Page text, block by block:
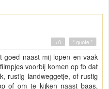
" quote "
+0
goed naast mij lopen en vaak
voorbij komen op fb dat
rustig landweggetje, of rustig
of om te kijken naast baas,